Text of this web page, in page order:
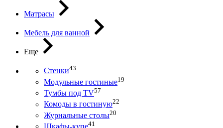
Матрасы
Мебель для ванной
Еще
Стенки43
Модульные гостиные19
Тумбы под ТV57
Комоды в гостиную22
Журнальные столы20
41